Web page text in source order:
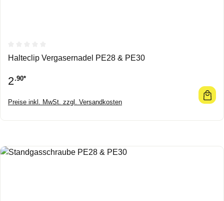
Durchschnittliche Bewertung von 0 von 5 Sternen
Halteclip Vergasernadel PE28 & PE30
2.90*
Preise inkl. MwSt. zzgl. Versandkosten